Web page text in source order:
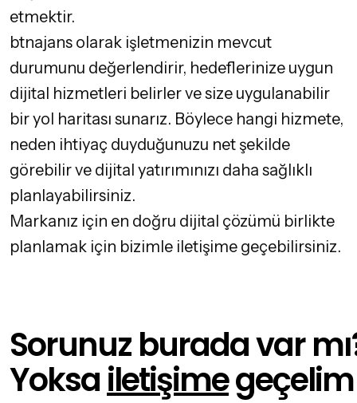
etmektir.
btnajans olarak işletmenizin mevcut
durumunu değerlendirir, hedeflerinize uygun
dijital hizmetleri belirler ve size uygulanabilir
bir yol haritası sunarız. Böylece hangi hizmete,
neden ihtiyaç duyduğunuzu net şekilde
görebilir ve dijital yatırımınızı daha sağlıklı
planlayabilirsiniz.
Markanız için en doğru dijital çözümü birlikte
planlamak için bizimle iletişime geçebilirsiniz.
Sorunuz burada var
Yoksailetişime